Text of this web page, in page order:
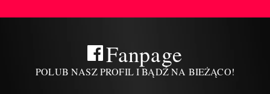
Fanpage
POLUB NASZ PROFIL I BĄDŹ NA BIEŻĄCO!